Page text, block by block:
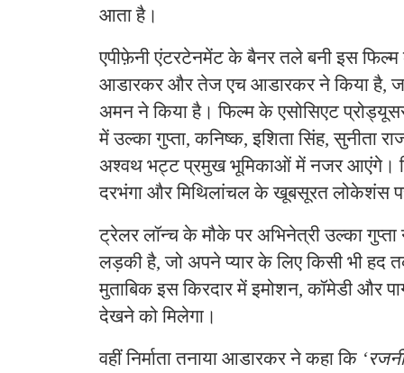
आता है।
एपीफ़ेनी एंटरटेनमेंट के बैनर तले बनी इस फिल्म
आडारकर और तेज एच आडारकर ने किया है,
अमन ने किया है। फिल्म के एसोसिएट
में उल्का गुप्ता, कनिष्क, इशिता सिंह, सुनीता
अश्वथ भट्ट प्रमुख भूमिकाओं में नजर आएंगे।
दरभंगा और मिथिलांचल के खूबसूरत लोकेशंस
ट्रेलर लॉन्च के मौके पर अभिनेत्री उल्का
लड़की है, जो अपने प्यार के लिए किसी भी
मुताबिक इस किरदार में इमोशन, कॉमेडी और
देखने को मिलेगा।
वहीं निर्माता तनाया आडारकर ने कहा कि